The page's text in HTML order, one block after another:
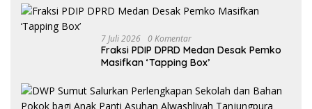
Kualitas Layanan Publik
7 Juli 2026 0 Komentar
Fraksi PDIP DPRD Medan Desak Pemko
Masifkan ‘Tapping Box’